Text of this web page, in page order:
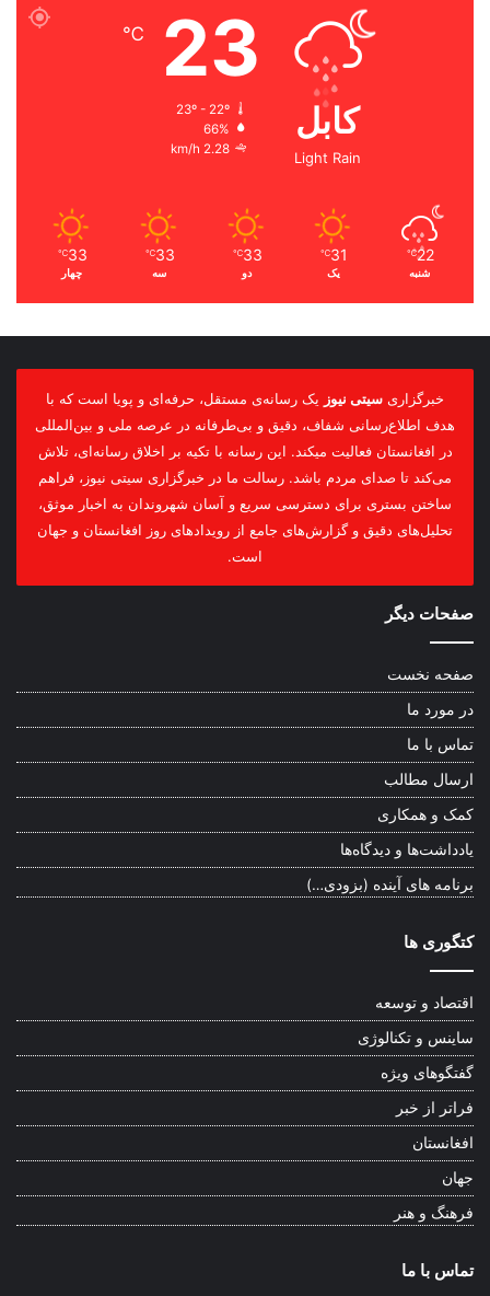
کابل
Light Rain
23
℃
23º - 22º
66%
2.28 km/h
22
℃
شنبه
31
℃
یک
33
℃
دو
33
℃
سه
33
℃
چهار
خبرگزاری سیتی نیوز یک رسانه‌ی مستقل، حرفه‌ای و پویا است که با
هدف اطلاع‌رسانی شفاف، دقیق و بی‌طرفانه در عرصه ملی و بین‌المللی
در افغانستان فعالیت میکند. این رسانه با تکیه بر اخلاق رسانه‌ای، تلاش
می‌کند تا صدای مردم باشد. رسالت ما در خبرگزاری سیتی نیوز، فراهم
ساختن بستری برای دسترسی سریع و آسان شهروندان به اخبار موثق،
تحلیل‌های دقیق و گزارش‌های جامع از رویدادهای روز افغانستان و جهان
است.
صفحات دیگر
صفحه نخست
در مورد ما
تماس با ما
ارسال مطالب
کمک و همکاری
یادداشت‌ها و دیدگاه‌ها
برنامه های آینده (بزودی…)
کتگوری ها
اقتصاد و توسعه
ساینس و تکنالوژی
گفتگوهای ویژه
فراتر از خبر
افغانستان
جهان
فرهنگ و هنر
تماس با ما